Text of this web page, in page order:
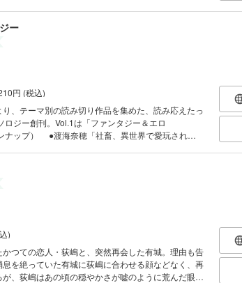
ない、君なしで
人の迷子」 渡海奈穂「猫島にいこうよ」 伊達きよ
が観たいんだ」
ー
円 (税込)
、テーマ別の読み切り作品を集めた、読み応えたっ
ロジー創刊。Vol.1は「ファンタジー＆エロ
ップ） ●渡海奈穂「社畜、異世界で愛玩され
離婚計画」 ●栄円ろく「無能な研究者と辺境の黒
小山田あみ
)
つての恋人・荻嶋と、突然再会した有城。理由も告
を絶っていた有城に荻嶋に合わせる顔などなく、再
、荻嶋はあの頃の穏やかさが嘘のように荒んだ眼差